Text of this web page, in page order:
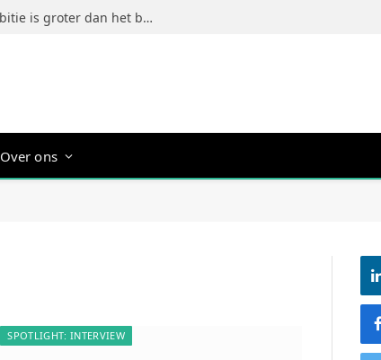
Jeanine Dorrestein (MultiTint): ‘Mijn ambitie is groter dan het bouwen van een succesvol merk’
Over ons
SPOTLIGHT: INTERVIEW